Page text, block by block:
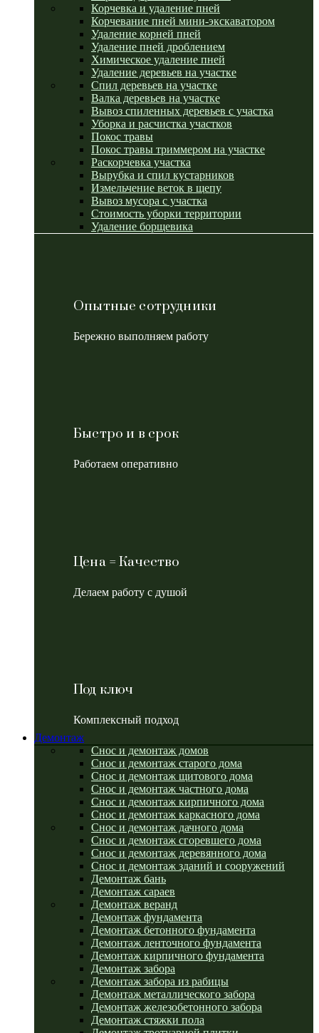
Корчевка и удаление пней
Корчевание пней мини-экскаватором
Удаление корней пней
Удаление пней дроблением
Химическое удаление пней
Удаление деревьев на участке
Спил деревьев на участке
Валка деревьев на участке
Вывоз спиленных деревьев с участка
Уборка и расчистка участков
Покос травы
Покос травы триммером на участке
Раскорчевка участка
Вырубка и спил кустарников
Измельчение веток в щепу
Вывоз мусора с участка
Стоимость уборки территории
Удаление борщевика
Опытные сотрудники
Бережно выполняем работу
Быстро и в срок
Работаем оперативно
Цена = Качество
Делаем работу с душой
Под ключ
Комплексный подход
Демонтаж
Снос и демонтаж домов
Снос и демонтаж старого дома
Снос и демонтаж щитового дома
Снос и демонтаж частного дома
Снос и демонтаж кирпичного дома
Снос и демонтаж каркасного дома
Снос и демонтаж дачного дома
Снос и демонтаж сгоревшего дома
Снос и демонтаж деревянного дома
Снос и демонтаж зданий и сооружений
Демонтаж бань
Демонтаж сараев
Демонтаж веранд
Демонтаж фундамента
Демонтаж бетонного фундамента
Демонтаж ленточного фундамента
Демонтаж кирпичного фундамента
Демонтаж забора
Демонтаж забора из рабицы
Демонтаж металлического забора
Демонтаж железобетонного забора
Демонтаж стяжки пола